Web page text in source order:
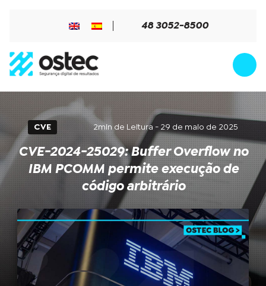
48 3052-8500
CVE 2min de Leitura - 29 de maio de 2025
CVE-2024-25029: Buffer Overflow no
IBM PCOMM permite execução de
código arbitrário